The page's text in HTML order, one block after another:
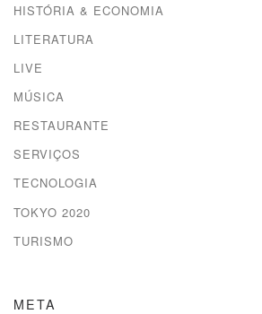
HISTÓRIA & ECONOMIA
LITERATURA
LIVE
MÚSICA
RESTAURANTE
SERVIÇOS
TECNOLOGIA
TOKYO 2020
TURISMO
META